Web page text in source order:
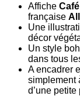
Affiche Café
française
Une
décor
Un style
dans tous
A encadrer
simplement
d’une petite